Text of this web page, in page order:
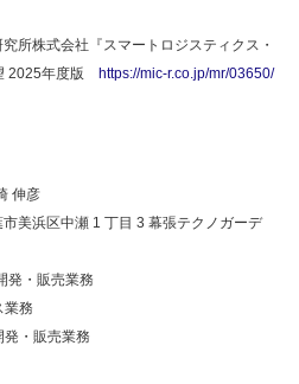
所株式会社『スマートロジスティクス・
2025年度版
https://mic-r.co.jp/mr/03650/
伸彦
美浜区中瀬 1 丁目 3 幕張テクノガーデ
発・販売業務
業務
発・販売業務